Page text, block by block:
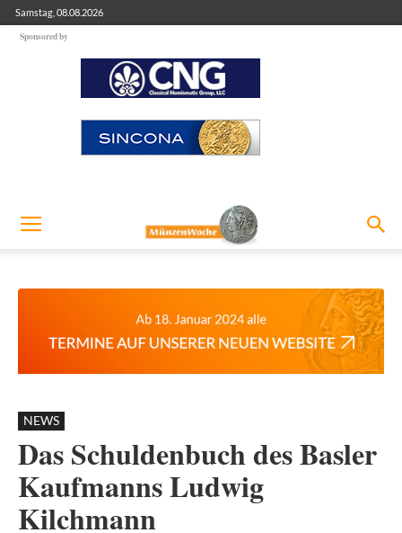
Samstag, 08.08.2026
Sponsored by
NEWS
Das Schuldenbuch des Basler
Kaufmanns Ludwig
Kilchmann